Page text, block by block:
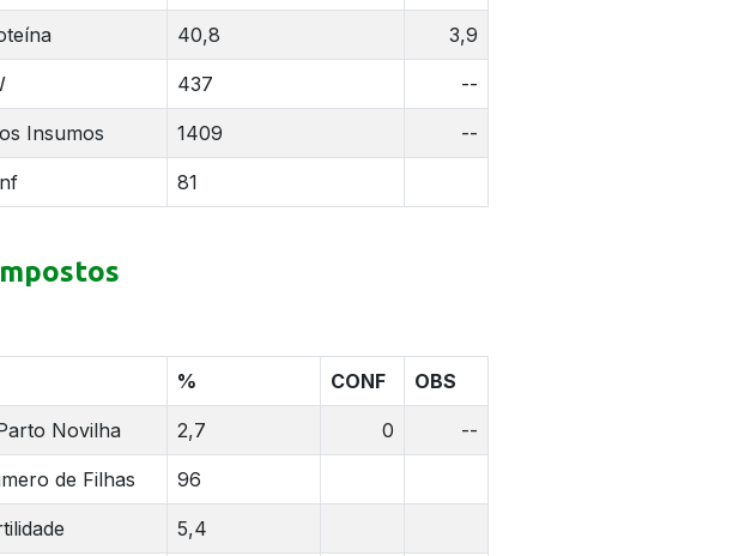
40,8 3,9
437 --
Insumos 1409 --
81
% CONF OBS
Novilha 2,7 0 --
de Filhas 96
5,4